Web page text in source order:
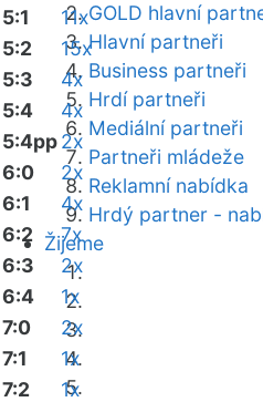
GOLD hlavní
Hlavní partneři
Business partneři
Hrdí partneři
Mediální partneři
Partneři mládeže
Reklamní nabídka
Hrdý partner -
Žijeme
5:1
11x
5:2
15x
5:3
4x
5:4
4x
5:4pp2x
6:0
2x
6:1
4x
6:2
7x
6:3
2x
6:4
1x
7:0
2x
7:1
1x
7:2
1x